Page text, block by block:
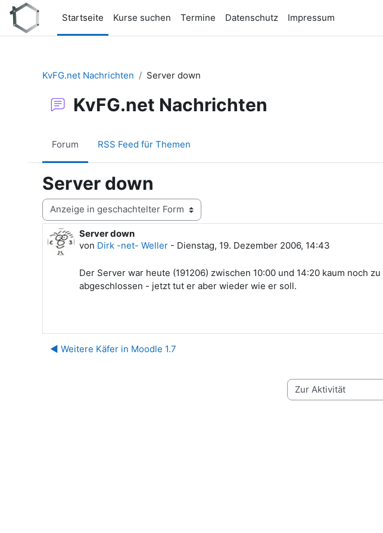
Zum Hauptinhalt
Startseite
Kurse suchen Termine Datenschutz Impressum
KvFG.net Nachrichten
Server down
KvFG.net Nachrichten
Forum RSS Feed für Themen
Server down
Anzeigemodus
Server down
von Dirk -net- Weller - Dienstag, 19. Dezember 2006, 14:43
Anzahl Antworten: 0
Der Server war heute (191206) zwischen 10:00 und 14:20 kaum noch
abgeschlossen - jetzt tut er aber wieder wie er soll.
◀︎ Weitere Käfer in Moodle 1.7
Zur Aktivität